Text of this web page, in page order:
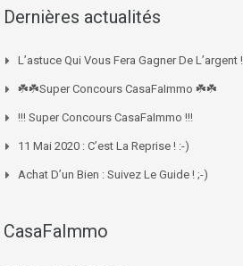
Dernières actualités
L’astuce Qui Vous Fera Gagner De L’argent !
☘️☘️Super Concours CasaFaImmo ☘️☘️
!!! Super Concours CasaFaImmo !!!
11 Mai 2020 : C’est La Reprise ! :-)
Achat D’un Bien : Suivez Le Guide ! ;-)
CasaFaImmo